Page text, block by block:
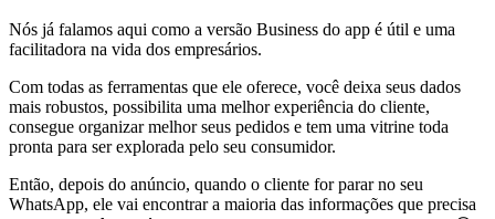
Nós já falamos aqui como a versão Business do app é útil e uma
facilitadora na vida dos empresários.
Com todas as ferramentas que ele oferece, você deixa seus dados
mais robustos, possibilita uma melhor experiência do cliente,
consegue organizar melhor seus pedidos e tem uma vitrine toda
pronta para ser explorada pelo seu consumidor.
Então, depois do anúncio, quando o cliente for parar no seu
WhatsApp, ele vai encontrar a maioria das informações que precisa